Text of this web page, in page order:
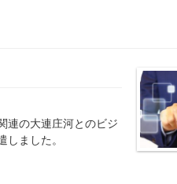
連の大連庄河とのビジ
ました。